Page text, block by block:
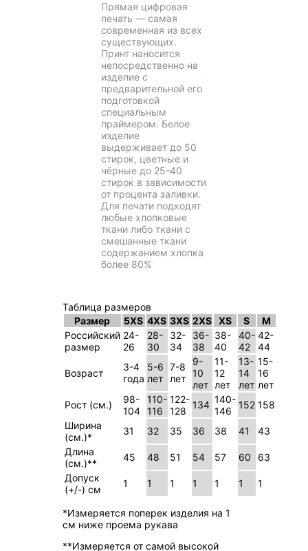
Прямая цифровая
печать — самая
современная из всех
существующих.
Принт наносится
непосредственно на
изделие с
предварительной его
подготовкой
специальным
праймером. Белое
изделие
выдерживает до 50
стирок, цветные и
чёрные до 25-40
стирок в зависимости
от процента заливки.
Для печати подходят
любые хлопковые
ткани либо ткани с
смешанные ткани
содержанием хлопка
более 80%
Таблица размеров
Размер
5XS 4XS 3XS 2XS XS S
M
Российский
размер
24-
26
28-
30
32-
34
36-
38
38-
40
40-
42
42-
44
Возраст
3-4
года
5-6
лет
7-8
лет
9-
10
лет
11-
12
лет
13-
14
лет
15-
16
лет
Рост (см.)
98-
104
110-
116
122-
128
134 140-
146
152 158
Ширина
(см.)*
31 32 35 36 38 41
43
Длина
(см.)**
45 48 51 54 57 60
63
Допуск
(+/-) см
1 1 1 1 1 1 1
*Измеряется поперек изделия на 1
см ниже проема рукава
**Измеряется от самой высокой